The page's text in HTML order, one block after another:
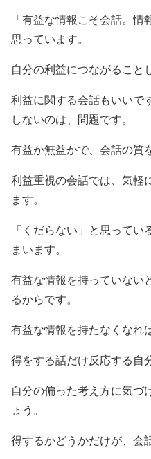
「有益な情報こそ会話。
思っています。
自分の利益につながること
利益に関する会話もいいで
しないのは、問題です。
有益か無益かで、会話の質
利益重視の会話では、気軽
ます。
「くだらない」と思って
まいます。
有益な情報を持っていない
るからです。
有益な情報を持たなくなれ
得をする話だけ反応する自
自分の偏った考え方に気づ
ょう。
得するかどうかだけが、会